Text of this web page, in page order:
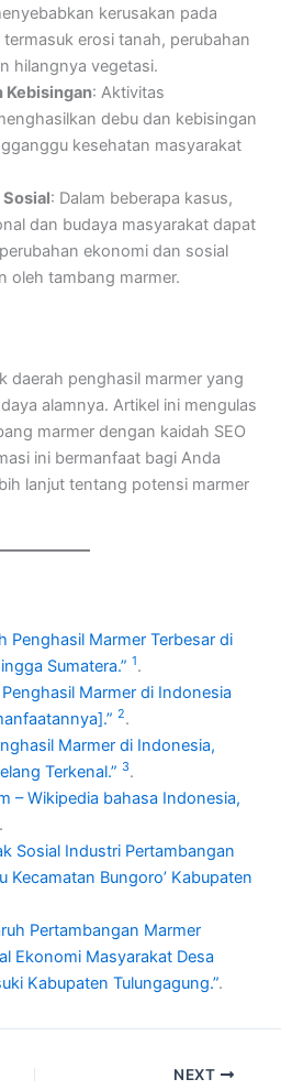
kerusakan pada
erosi tanah, perubahan
hilangnya vegetasi.
Kebisingan: Aktivitas
debu dan kebisingan
kesehatan masyarakat
: Dalam beberapa kasus,
dan budaya masyarakat dapat
ekonomi dan sosial
oleh tambang marmer.
daerah penghasil marmer yang
alamnya. Artikel ini mengulas
marmer dengan kaidah SEO
ini bermanfaat bagi Anda
lanjut tentang potensi marmer
Penghasil Marmer Terbesar di
Sumatera.” 1.
Penghasil Marmer di Indonesia
2.
Marmer di Indonesia,
Terkenal.” 3.
– Wikipedia bahasa Indonesia,
.
Sosial Industri Pertambangan
Kecamatan Bungoro’ Kabupaten
Pertambangan Marmer
Ekonomi Masyarakat Desa
Kabupaten Tulungagung.”.
NEXT